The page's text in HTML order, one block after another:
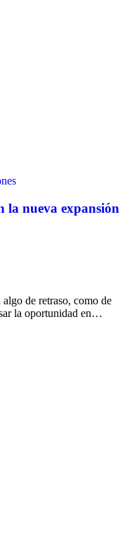
la nueva expansión
algo de retraso, como de
la oportunidad en…